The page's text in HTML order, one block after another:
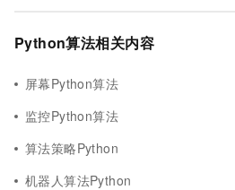
Python算法相关内容
屏幕Python算法
监控Python算法
算法策略Python
机器人算法Python